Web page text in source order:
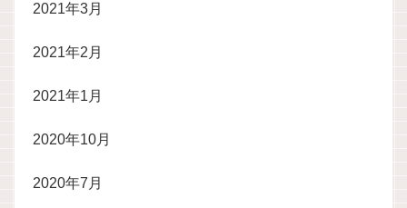
2021年3月
2021年2月
2021年1月
2020年10月
2020年7月